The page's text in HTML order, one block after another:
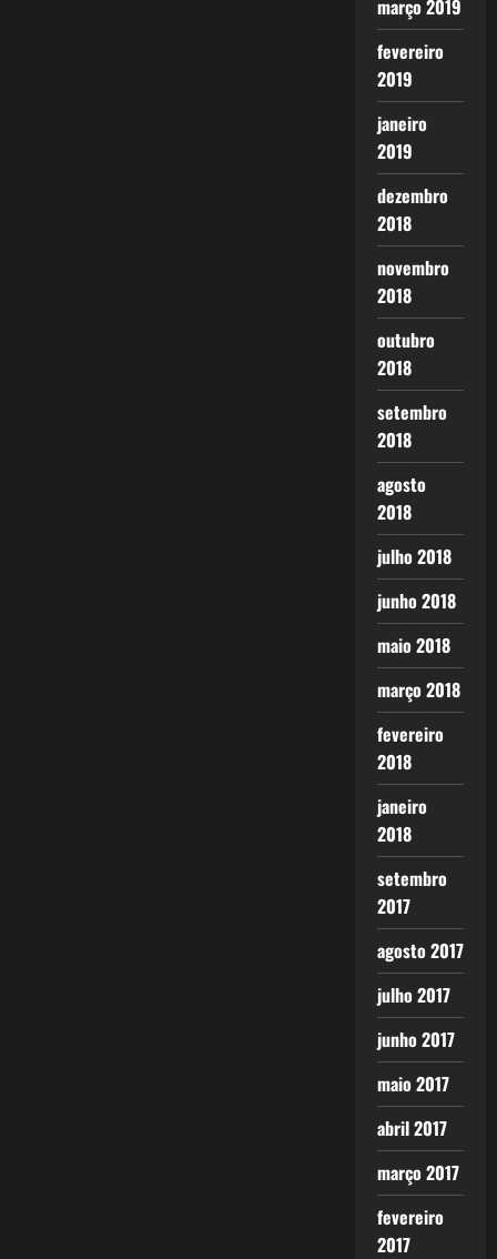
março 2019
fevereiro
2019
janeiro
2019
dezembro
2018
novembro
2018
outubro
2018
setembro
2018
agosto
2018
julho 2018
junho 2018
maio 2018
março 2018
fevereiro
2018
janeiro
2018
setembro
2017
agosto 2017
julho 2017
junho 2017
maio 2017
abril 2017
março 2017
fevereiro
2017